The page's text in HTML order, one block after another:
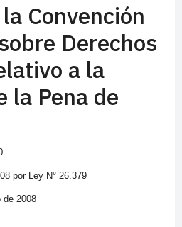
Convención
Derechos
a la
la Pena de
por Ley N° 26.379
de 2008